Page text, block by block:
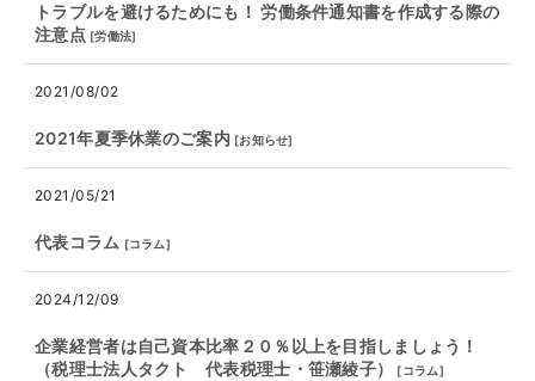
トラブルを避けるためにも！ 労働条件通知書を作成する際の
注意点 [労働法]
2021/08/02
2021年夏季休業のご案内 [お知らせ]
2021/05/21
代表コラム [コラム]
2024/12/09
企業経営者は自己資本比率２０％以上を目指しましょう！
（税理士法人タクト 代表税理士・笹瀬綾子）
[コラム]